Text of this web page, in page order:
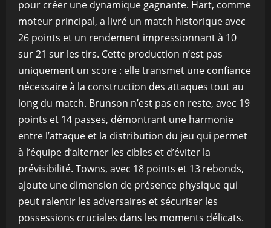
pour créer une dynamique gagnante. Hart, comme
moteur principal, a livré un match historique avec
26 points et un rendement impressionnant à 10
sur 21 sur les tirs. Cette production n’est pas
uniquement un score : elle transmet une confiance
nécessaire à la construction des attaques tout au
long du match. Brunson n’est pas en reste, avec 19
points et 14 passes, démontrant une harmonie
entre l’attaque et la distribution du jeu qui permet
à l’équipe d’alterner les cibles et d’éviter la
prévisibilité. Towns, avec 18 points et 13 rebonds,
ajoute une dimension de présence physique qui
peut ralentir les adversaires et sécuriser les
possessions cruciales dans les moments délicats.